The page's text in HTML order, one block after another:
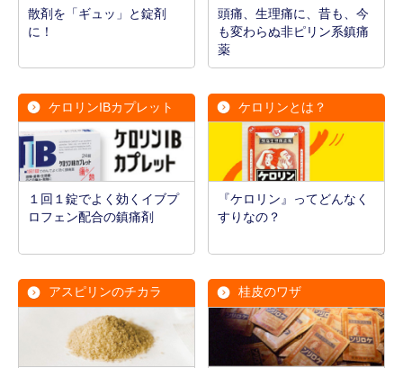
散剤を「ギュッ」と錠剤
に！
頭痛、生理痛に、昔も、今
も変わらぬ非ピリン系鎮痛
薬
ケロリンIBカプレット
１回１錠でよく効くイブプ
ロフェン配合の鎮痛剤
ケロリンとは？
『ケロリン』ってどんなく
すりなの？
アスピリンのチカラ 桂皮のワザ